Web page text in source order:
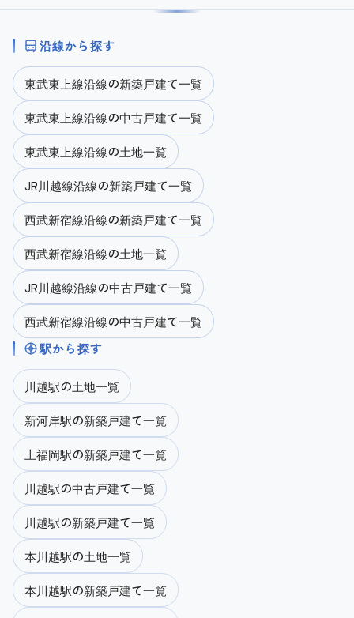
沿線から探す
東武東上線沿線の新築戸建て一覧
東武東上線沿線の中古戸建て一覧
東武東上線沿線の土地一覧
JR川越線沿線の新築戸建て一覧
西武新宿線沿線の新築戸建て一覧
西武新宿線沿線の土地一覧
JR川越線沿線の中古戸建て一覧
西武新宿線沿線の中古戸建て一覧
駅から探す
川越駅の土地一覧
新河岸駅の新築戸建て一覧
上福岡駅の新築戸建て一覧
川越駅の中古戸建て一覧
川越駅の新築戸建て一覧
本川越駅の土地一覧
本川越駅の新築戸建て一覧